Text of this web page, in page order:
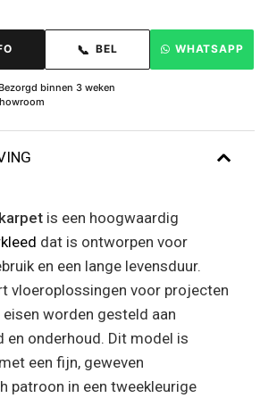
📞 BEL WHATSAPP
binnen 3 weken
is een hoogwaardig
dat is ontworpen voor
en een lange levensduur.
vloeroplossingen voor projecten
worden gesteld aan
en onderhoud. Dit model is
een fijn, geweven
patroon in een tweekleurige